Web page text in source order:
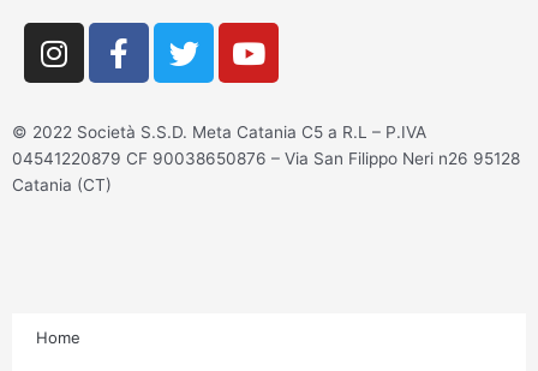
I
n
t
a
g
F
a
e
b
T
w
t
t
Y
o
t
u
© 2022 Società S.S.D. Meta Catania C5 a R.L – P.IVA
04541220879 CF 90038650876 – Via San Filippo Neri n26 95128
Catania (CT)
Home